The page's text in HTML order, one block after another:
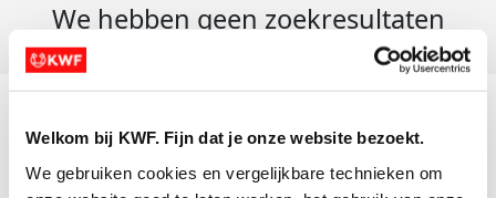
Welkom bij KWF. Fijn dat je onze website bezoekt.
We gebruiken cookies en vergelijkbare technieken om
We hebben geen zoekresultaten
Actiematerialen
Evenementen